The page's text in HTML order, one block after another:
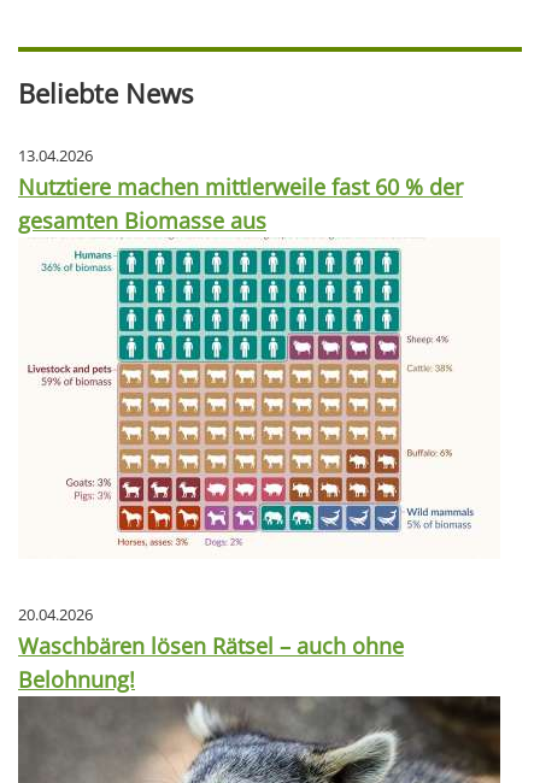
Beliebte News
13.04.2026
Nutztiere machen mittlerweile fast 60 % der
gesamten Biomasse aus
20.04.2026
Waschbären lösen Rätsel – auch ohne
Belohnung!